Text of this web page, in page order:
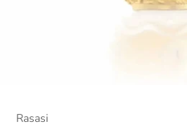
Rasasi